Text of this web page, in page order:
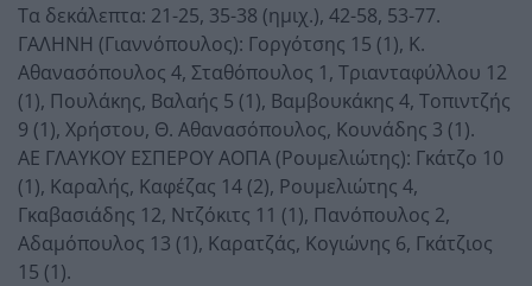
Τα δεκάλεπτα: 21-25, 35-38 (ημιχ.), 42-58, 53-77.
ΓΑΛΗΝΗ (Γιαννόπουλος): Γοργότσης 15 (1), Κ.
Αθανασόπουλος 4, Σταθόπουλος 1, Τριανταφύλλου 12
(1), Πουλάκης, Βαλαής 5 (1), Βαμβουκάκης 4, Τοπιντζής
9 (1), Χρήστου, Θ. Αθανασόπουλος, Κουνάδης 3 (1).
ΑΕ ΓΛΑΥΚΟΥ ΕΣΠΕΡΟΥ ΑΟΠΑ (Ρουμελιώτης): Γκάτζο 10
(1), Καραλής, Καφέζας 14 (2), Ρουμελιώτης 4,
Γκαβασιάδης 12, Ντζόκιτς 11 (1), Πανόπουλος 2,
Αδαμόπουλος 13 (1), Καρατζάς, Κογιώνης 6, Γκάτζιος
15 (1).